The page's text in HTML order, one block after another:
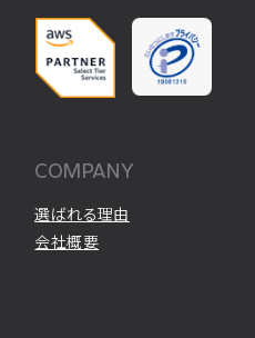
COMPANY
選ばれる理由
会社概要